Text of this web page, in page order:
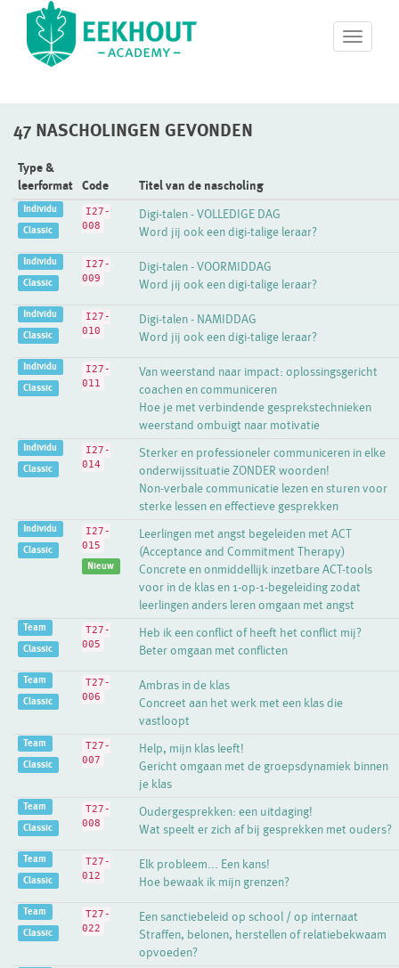
T
o
47 NASCHOLINGEN GEVONDEN
Type &
leerformat
Code Titel van de nascholing
Individu
Classic
I27-
008
Digi-talen - VOLLEDIGE DAG
Word jij ook een digi-talige leraar?
Individu
Classic
I27-
009
Digi-talen - VOORMIDDAG
Word jij ook een digi-talige leraar?
Individu
Classic
I27-
010
Digi-talen - NAMIDDAG
Word jij ook een digi-talige leraar?
Individu
Classic
I27-
011
Van weerstand naar impact: oplossingsgericht
coachen en communiceren
Hoe je met verbindende gesprekstechnieken
weerstand ombuigt naar motivatie
Individu
Classic
I27-
014
Sterker en professioneler communiceren in elke
onderwijssituatie ZONDER woorden!
Non-verbale communicatie lezen en sturen voor
sterke lessen en effectieve gesprekken
Individu
Classic
I27-
015
Nieuw
Leerlingen met angst begeleiden met ACT
(Acceptance and Commitment Therapy)
Concrete en onmiddellijk inzetbare ACT-tools
voor in de klas en 1-op-1-begeleiding zodat
leerlingen anders leren omgaan met angst
Team
Classic
T27-
005
Heb ik een conflict of heeft het conflict mij?
Beter omgaan met conflicten
Team
Classic
T27-
006
Ambras in de klas
Concreet aan het werk met een klas die
vastloopt
Team
Classic
T27-
007
Help, mijn klas leeft!
Gericht omgaan met de groepsdynamiek binnen
je klas
Team
Classic
T27-
008
Oudergesprekken: een uitdaging!
Wat speelt er zich af bij gesprekken met ouders?
Team
Classic
T27-
012
Elk probleem... Een kans!
Hoe bewaak ik mijn grenzen?
Team
Classic
T27-
022
Een sanctiebeleid op school / op internaat
Straffen, belonen, herstellen of relatiebekwaam
opvoeden?